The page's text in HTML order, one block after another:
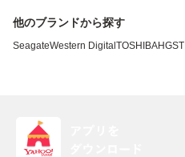
他のブランドから探す
SeagateWestern Digital TOSHIBAHGST